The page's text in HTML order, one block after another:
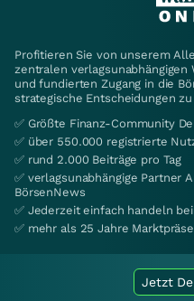
Profitieren Sie von unserem
zentralen
und fundierten Zugang in die
strategische Entscheidungen
✅ Größte Finanz-Community
✅ über 550.000 registrierte
✅ rund 2.000 Beiträge pro Tag
✅ verlagsunabhängige Partner
BörsenNews
✅ Jederzeit einfach handeln
✅ mehr als 25 Jahre
Jetzt